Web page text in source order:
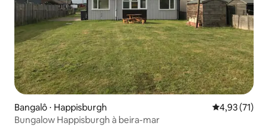
Bangalô ⋅ Happisburgh 4,93 de uma
4,93 (71)
Bungalow Happisburgh à beira-mar